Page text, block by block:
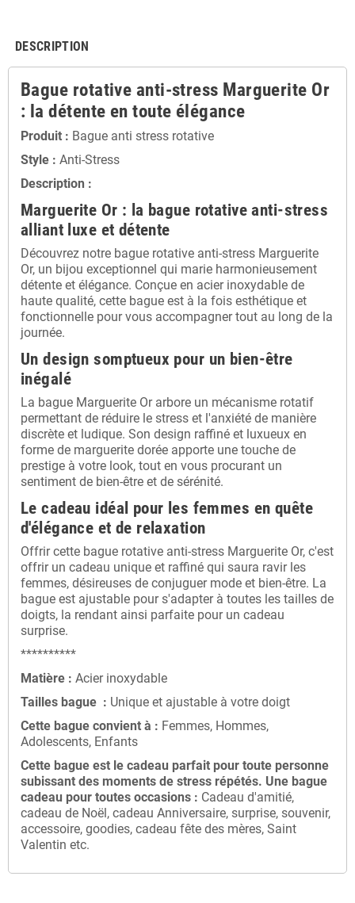
DESCRIPTION
Bague rotative anti-stress Marguerite Or
: la détente en toute élégance
Produit : Bague anti stress rotative
Style : Anti-Stress
Description :
Marguerite Or : la bague rotative anti-stress
alliant luxe et détente
Découvrez notre bague rotative anti-stress Marguerite
Or, un bijou exceptionnel qui marie harmonieusement
détente et élégance. Conçue en acier inoxydable de
haute qualité, cette bague est à la fois esthétique et
fonctionnelle pour vous accompagner tout au long de la
journée.
Un design somptueux pour un bien-être
inégalé
La bague Marguerite Or arbore un mécanisme rotatif
permettant de réduire le stress et l'anxiété de manière
discrète et ludique. Son design raffiné et luxueux en
forme de marguerite dorée apporte une touche de
prestige à votre look, tout en vous procurant un
sentiment de bien-être et de sérénité.
Le cadeau idéal pour les femmes en quête
d'élégance et de relaxation
Offrir cette bague rotative anti-stress Marguerite Or, c'est
offrir un cadeau unique et raffiné qui saura ravir les
femmes, désireuses de conjuguer mode et bien-être. La
bague est ajustable pour s'adapter à toutes les tailles de
doigts, la rendant ainsi parfaite pour un cadeau
surprise.
**********
Matière : Acier inoxydable
Tailles bague : Unique et ajustable à votre doigt
Cette bague convient à : Femmes, Hommes,
Adolescents, Enfants
Cette bague est le cadeau parfait pour toute personne
subissant des moments de stress répétés. Une bague
cadeau pour toutes occasions : Cadeau d'amitié,
cadeau de Noël, cadeau Anniversaire, surprise, souvenir,
accessoire, goodies, cadeau fête des mères, Saint
Valentin etc.